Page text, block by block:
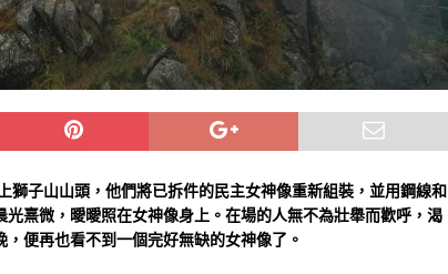
獅子山山頭，他們將已拆件的民主女神像重新組裝，並用鋼線和
熹微，曖曖照在女神像身上。在場的人無不為壯舉而歡呼，渴
便再也看不到一個完好無缺的女神像了。